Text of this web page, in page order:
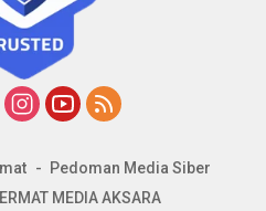
Pedoman Media Siber
MEDIA AKSARA